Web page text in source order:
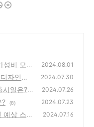
비 모델
2024.08.01
자인과
2024.07.30
시일은? 2024.07.26
? (8) 2024.07.23
상 스펙
2024.07.16